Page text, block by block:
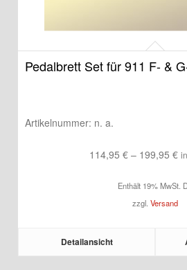
Pedalbrett Set für 911 F- &
Artikelnummer: n. a.
114,95 € – 199,95 €
Enthält 19% MwSt.
zzgl. Versand
Detailansicht